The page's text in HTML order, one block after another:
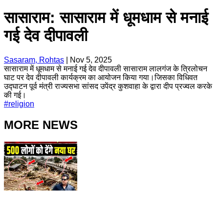
सासाराम: सासाराम में धूमधाम से मनाई
गई देव दीपावली
Sasaram, Rohtas
Nov 5, 2025
सासाराम में धूमधाम से मनाई गई देव दीपावली सासाराम लालगंज के त्रिलोचन
घाट पर देव दीपावली कार्यक्रम का आयोजन किया गया।जिसका विधिवत
उद्घाटन पूर्व मंत्री राज्यसभा सांसद उपेंद्र कुशवाहा के द्वारा दीप प्रज्वल करके
की गई।
#religion
MORE NEWS